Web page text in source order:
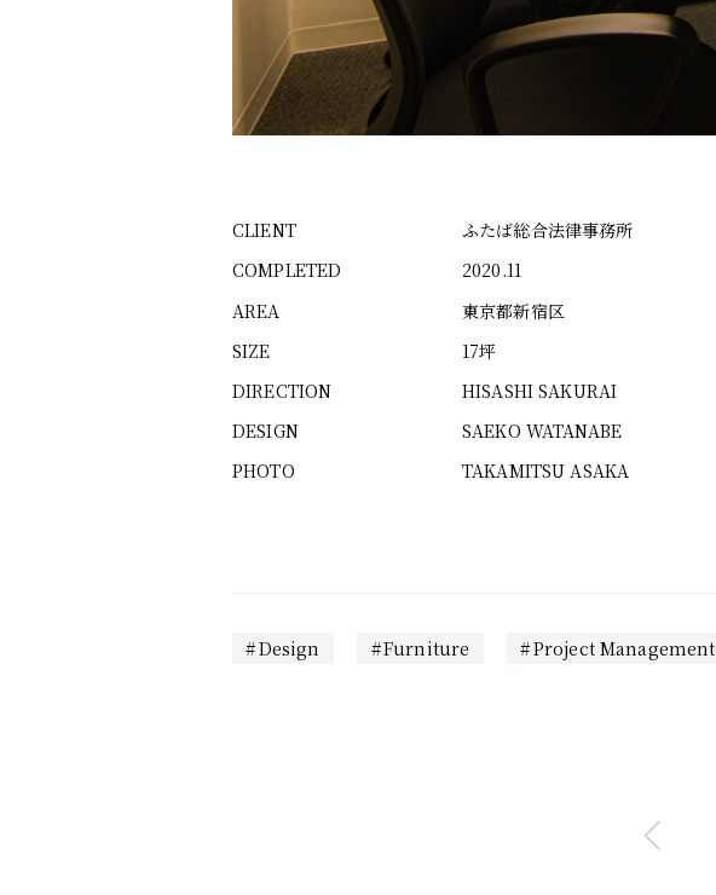
CLIENT
ふたば総合法律事務所
COMPLETED
2020.11
AREA
東京都新宿区
SIZE
17坪
DIRECTION
HISASHI SAKURAI
DESIGN
SAEKO WATANABE
PHOTO
TAKAMITSU ASAKA
Design Furniture Project Management